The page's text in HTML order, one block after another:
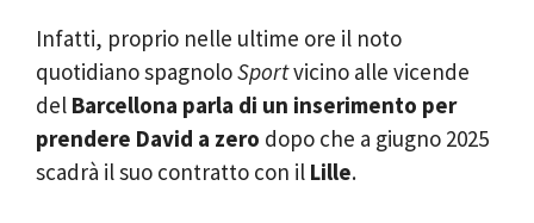
Infatti, proprio nelle ultime ore il noto
quotidiano spagnoloSportvicino alle vicende
del Barcellona parla di un inserimento per
prendere David a zero dopo che a giugno 2025
scadrà il suo contratto con il Lille.